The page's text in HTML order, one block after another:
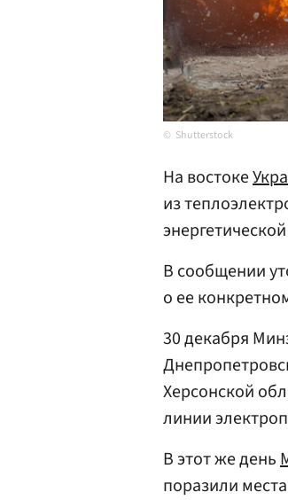
Shutterstock
На востоке
из
В сообщении
о ее
30 декабря
Херсонской
линии
В этот же день
поразили